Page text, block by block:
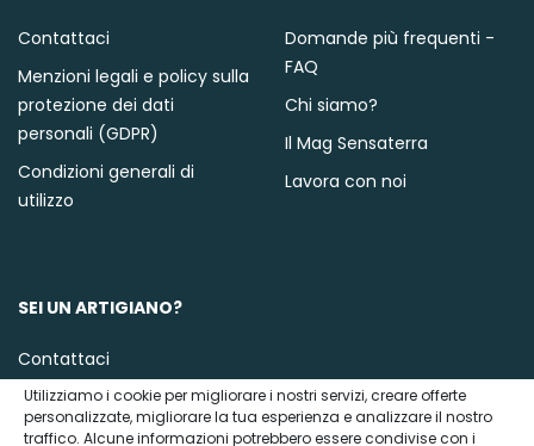
Contattaci
Menzioni legali e policy sulla
protezione dei dati
personali (GDPR)
Condizioni generali di
utilizzo
Domande più frequenti -
FAQ
Chi siamo?
Il Mag Sensaterra
Lavora con noi
SEI UN ARTIGIANO?
Contattaci
Utilizziamo i cookie per migliorare i nostri servizi, creare offerte
personalizzate, migliorare la tua esperienza e analizzare il nostro
traffico. Alcune informazioni potrebbero essere condivise con i